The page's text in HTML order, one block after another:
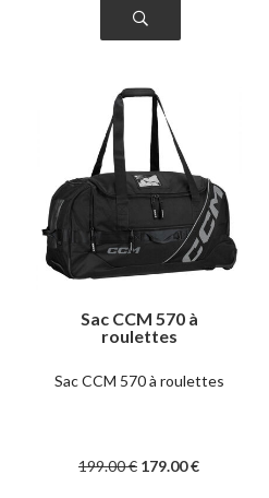
Sac CCM 570 à
roulettes
Sac CCM 570 à roulettes
199.00€ 179.00€